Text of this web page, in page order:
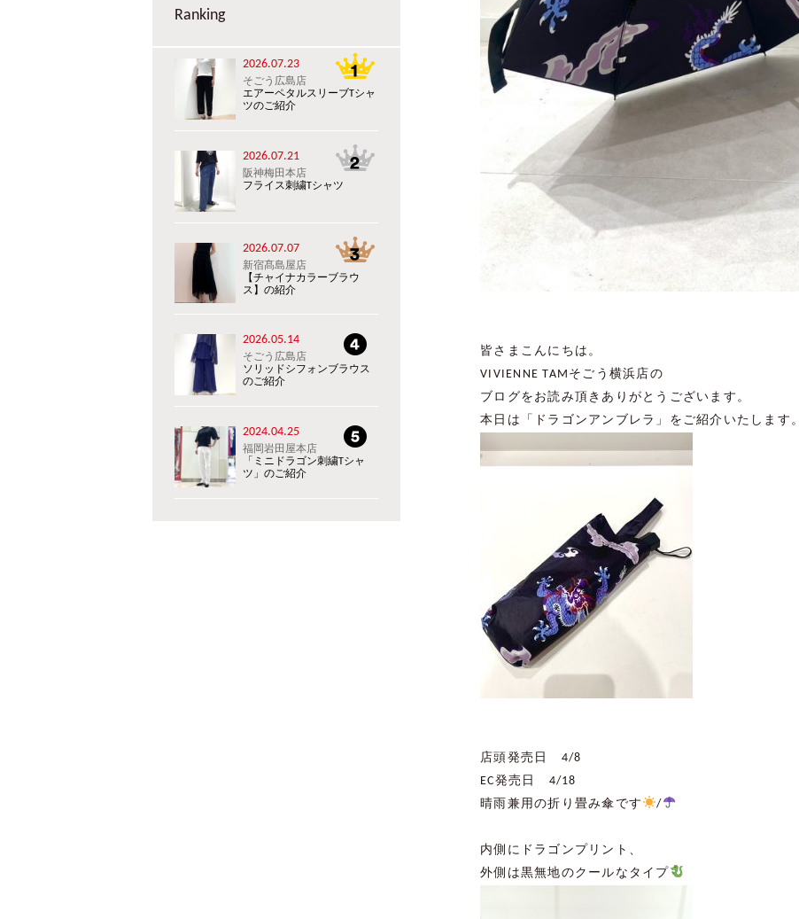
皆さまこんにちは。
VIVIENNE TAM そごう横浜店の
ブログをお読み頂きありがとうございます。
本日は「ドラゴンアンブレラ」をご紹介いたします。
店頭発売日 4/8
EC発売日 4/18
晴雨兼用の折り畳み傘です
/
内側にドラゴンプリント、
外側は黒無地のクールなタイプ
Ranking
2026.07.23
そごう広島店
エアーペタルスリーブTシャ
ツのご紹介
2026.07.21
阪神梅田本店
フライス刺繍Tシャツ
2026.07.07
新宿髙島屋店
【チャイナカラーブラウ
ス】の紹介
2026.05.14
そごう広島店
ソリッドシフォンブラウス
のご紹介
2024.04.25
福岡岩田屋本店
「ミニドラゴン刺繍Tシャ
ツ」のご紹介